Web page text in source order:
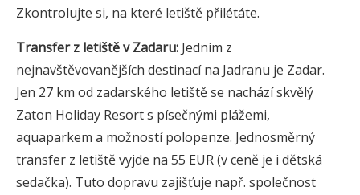
Zkontrolujte si, na které letiště přilétáte.
Transfer z letiště v Zadaru: Jedním z
nejnavštěvovanějších destinací na Jadranu je Zadar.
Jen 27 km od zadarského letiště se nachází skvělý
Zaton Holiday Resort s písečnými plážemi,
aquaparkem a možností polopenze. Jednosměrný
transfer z letiště vyjde na 55 EUR (v ceně je i dětská
sedačka). Tuto dopravu zajišťuje např. společnost